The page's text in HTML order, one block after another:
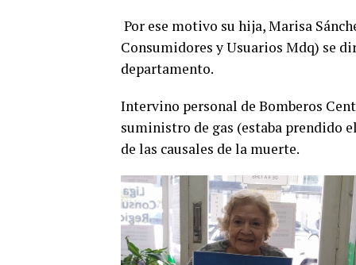
Por ese motivo su hija, Marisa
Consumidores y Usuarios Mdq) se
departamento.
Intervino personal de Bomberos
suministro de gas (estaba prendido
de las causales de la muerte.